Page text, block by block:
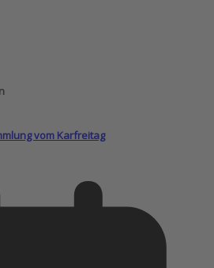
vom Karfreitag